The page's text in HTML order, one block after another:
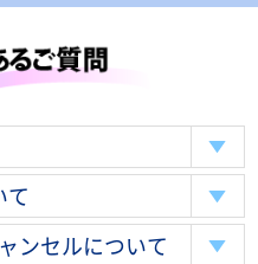
て
ンセルについて